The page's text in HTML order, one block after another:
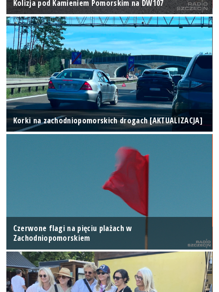
Kolizja pod Kamieniem Pomorskim na DW107
Korki na zachodniopomorskich drogach [AKTUALIZACJA]
Czerwone flagi na pięciu plażach w
Zachodniopomorskiem